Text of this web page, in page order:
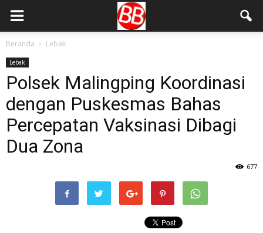
Beranda Lebak
Lebak
Polsek Malingping Koordinasi
dengan Puskesmas Bahas
Percepatan Vaksinasi Dibagi
Dua Zona
677